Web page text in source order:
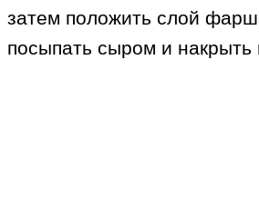
затем положить слой
посыпать сыром и